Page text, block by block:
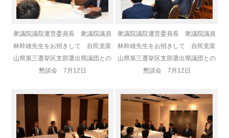
衆議院議院運営委員長 衆議院議員
林幹雄先生をお招きして 自民党富
山県第三選挙区支部選出県議団との
懇談会 7月12日
衆議院議院運営委員長 衆議院議員
林幹雄先生をお招きして 自民党富
山県第三選挙区支部選出県議団との
懇談会 7月12日